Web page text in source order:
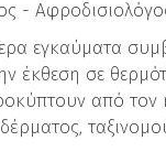
-
εγκαύματα
έκθεση σε
από τον